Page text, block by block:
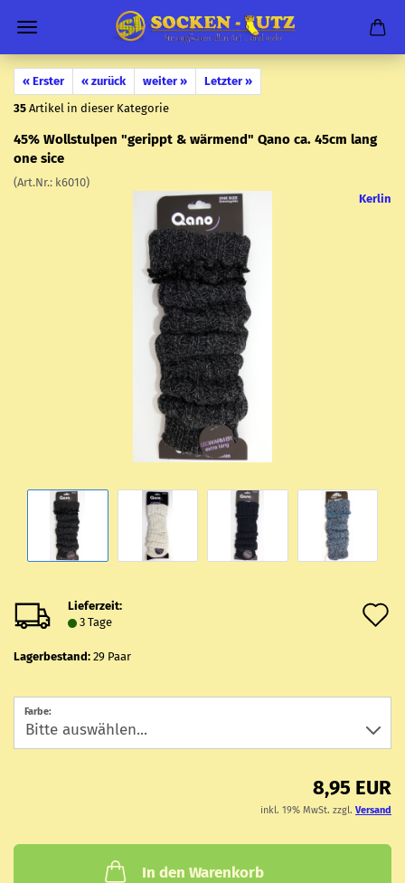
« Erster « zurück weiter »
Letzter »
35 Artikel in dieser Kategorie
45% Woll­stul­pen "ge­rippt & wär­mend" Qano ca. 45cm lang
one sice
(Art.Nr.: k6010)
Kerlin
Lieferzeit:
3 Tage
Lagerbestand: 29 Paar
Farbe:
8,95 EUR
inkl. 19% MwSt. zzgl. Versand
In den Warenkorb